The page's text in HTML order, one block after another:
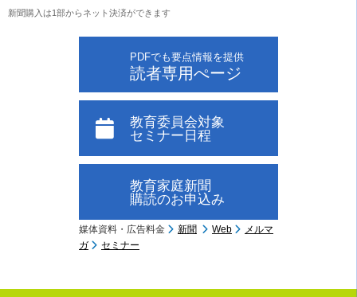
新聞購入は1部からネット決済ができます
PDFでも要点情報を提供
読者専用ぺージ
教育委員会対象
セミナー日程
教育家庭新聞
購読のお申込み
媒体資料・広告料金 新聞 Web
メルマ
ガ
セミナー